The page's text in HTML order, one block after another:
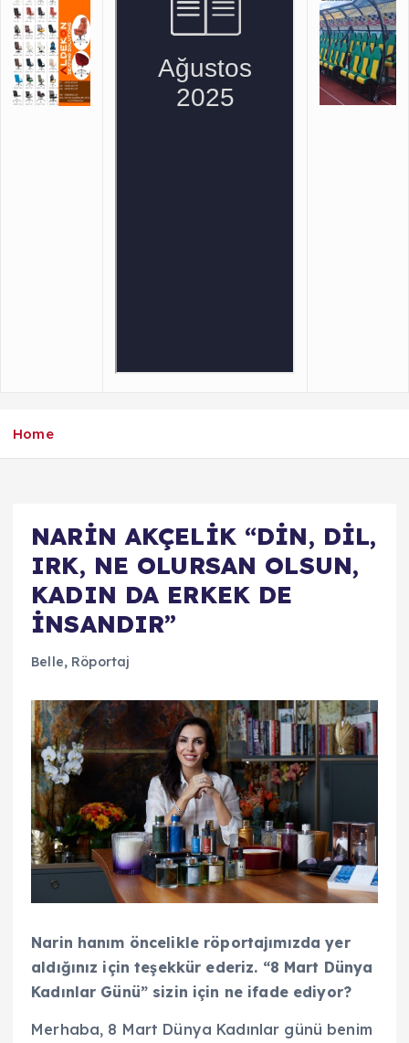
Home
NARİN AKÇELİK “DİN, DİL,
IRK, NE OLURSAN OLSUN,
KADIN DA ERKEK DE
İNSANDIR”
Belle, Röportaj
Narin hanım öncelikle röportajımızda yer
aldığınız için teşekkür ederiz. “8 Mart Dünya
Kadınlar Günü” sizin için ne ifade ediyor?
Merhaba, 8 Mart Dünya Kadınlar günü benim